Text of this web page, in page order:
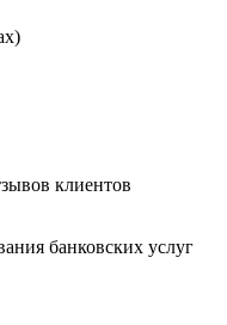
клиентов
банковских услуг